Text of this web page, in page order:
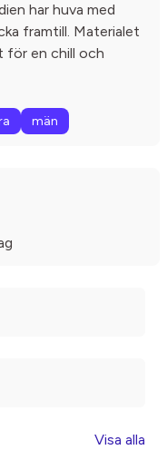
har huva med
framtill. Materialet
för en chill och
män
Visa alla